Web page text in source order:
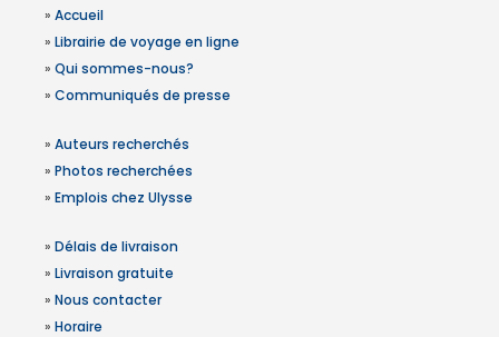
» Accueil
» Librairie de voyage en ligne
» Qui sommes-nous?
» Communiqués de presse
» Auteurs recherchés
» Photos recherchées
» Emplois chez Ulysse
» Délais de livraison
» Livraison gratuite
» Nous contacter
» Horaire